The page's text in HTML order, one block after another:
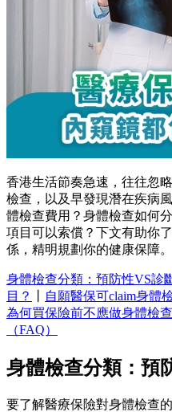
香港生活節奏急速，往往忽
檢查，以及早發現潛在疾病
體檢查費用？身體檢查如何
項目可以索償？下文有助你
係，精明規劃你的健康保障。
身體檢查分類：預防性VS診
目？
自願醫保可claim身體
為何買保險前不應做身體檢
（FAQ）
身體檢查分類：預
要了解醫療保險對身體檢查